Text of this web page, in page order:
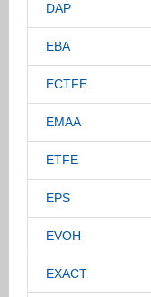
DAP
EBA
ECTFE
EMAA
ETFE
EPS
EVOH
EXACT